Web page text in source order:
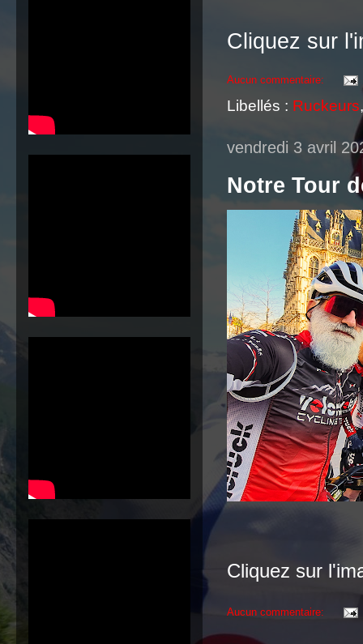
Cliquez sur
Aucun commentaire:
Libellés : Ruckeurs
vendredi 3 avril
Notre Tour
Cliquez sur
Aucun commentaire: